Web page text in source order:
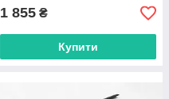
1 855 ₴
Купити